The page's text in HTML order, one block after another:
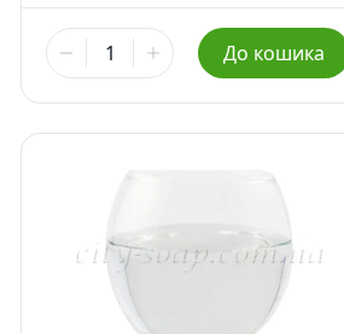
238,00 ₴
5 г До кошика